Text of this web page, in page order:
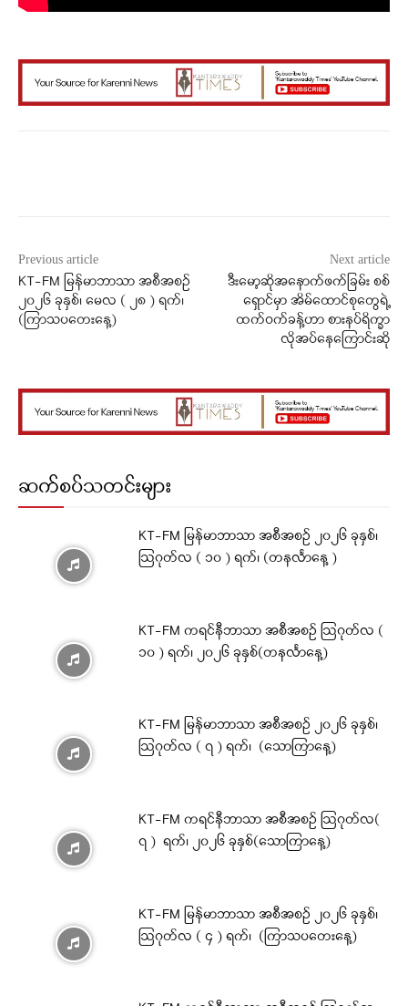
Previous article
KT-FM မြန်မာဘာသာ အစီအစဉ်
၂၀၂၆ ခုနှစ်၊ မေလ ( ၂၈ ) ရက်၊
(ကြာသပတေးနေ့)
Next article
ဒီးမော့ဆိုအနောက်ဖက်ခြမ်း စစ်
ရှောင်မှာ အိမ်ထောင်စုတွေရဲ့
ထက်ဝက်ခန့်ဟာ စားနပ်ရိက္ခာ
လိုအပ်နေကြောင်းဆို
ဆက်စပ်သတင်းများ
KT-FM မြန်မာဘာသာ အစီအစဉ် ၂၀၂၆ ခုနှစ်၊
ဩဂုတ်လ ( ၁၀ ) ရက်၊ (တနင်္လာနေ့ )
KT-FM ကရင်နီဘာသာ အစီအစဉ် ဩဂုတ်လ (
၁၀ ) ရက်၊ ၂၀၂၆ ခုနှစ်(တနင်္လာနေ့)
KT-FM မြန်မာဘာသာ အစီအစဉ် ၂၀၂၆ ခုနှစ်၊
ဩဂုတ်လ ( ၇ ) ရက်၊ (သောကြာနေ့)
KT-FM ကရင်နီဘာသာ အစီအစဉ် ဩဂုတ်လ(
၇ ) ရက်၊ ၂၀၂၆ ခုနှစ်(သောကြာနေ့)
KT-FM မြန်မာဘာသာ အစီအစဉ် ၂၀၂၆ ခုနှစ်၊
ဩဂုတ်လ ( ၄ ) ရက်၊ (ကြာသပတေးနေ့)